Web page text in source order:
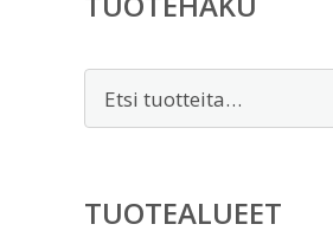
TUOTEALUEET